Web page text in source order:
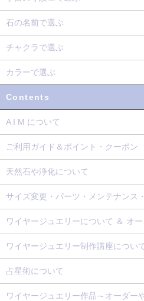
石の名前で選ぶ
チャクラで選ぶ
カラーで選ぶ
Contents
A I M について
ご利用ガイド＆ポイント・クーポン
天然石や浄化について
サイズ変更・パーツ・メンテナンス
ワイヤージュエリーについて ＆ オ
ワイヤージュエリー制作講座につい
占星術について
ワイヤージュエリー作品～オーダー